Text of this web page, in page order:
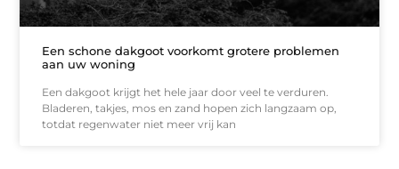
Een schone dakgoot voorkomt grotere problemen
aan uw woning
Een dakgoot krijgt het hele jaar door veel te verduren.
Bladeren, takjes, mos en zand hopen zich langzaam op,
totdat regenwater niet meer vrij kan